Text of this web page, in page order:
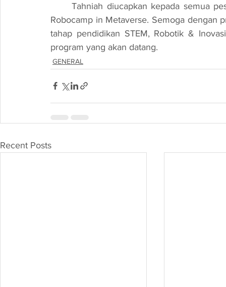
Tahniah diucapkan kepada semua
Robocamp in Metaverse. Semoga dengan
tahap pendidikan STEM, Robotik &
program yang akan datang.
GENERAL
Recent Posts